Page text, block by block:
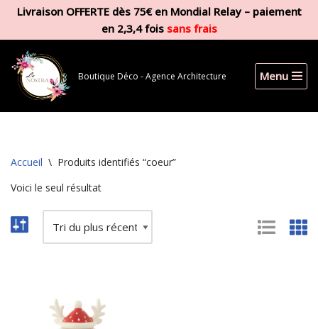
Aller
au
contenu
Livraison OFFERTE dès 75€ en Mondial Relay – paiement
en 2,3,4 fois sans frais
Boutique Déco - Agence Architecture Menu
Accueil \ Produits identifiés “coeur”
Voici le seul résultat